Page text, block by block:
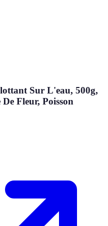
Sur L'eau, 500g,
Fleur, Poisson